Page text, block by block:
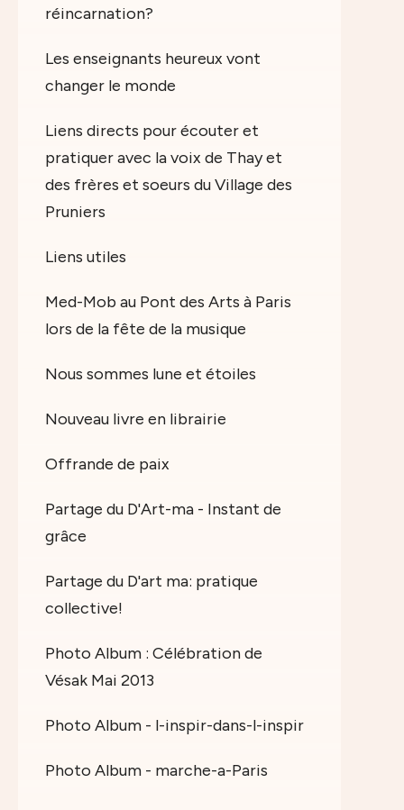
réincarnation?
Les enseignants heureux vont
changer le monde
Liens directs pour écouter et
pratiquer avec la voix de Thay et
des frères et soeurs du Village des
Pruniers
Liens utiles
Med-Mob au Pont des Arts à Paris
lors de la fête de la musique
Nous sommes lune et étoiles
Nouveau livre en librairie
Offrande de paix
Partage du D'Art-ma - Instant de
grâce
Partage du D'art ma: pratique
collective!
Photo Album : Célébration de
Vésak Mai 2013
Photo Album - l-inspir-dans-l-inspir
Photo Album - marche-a-Paris